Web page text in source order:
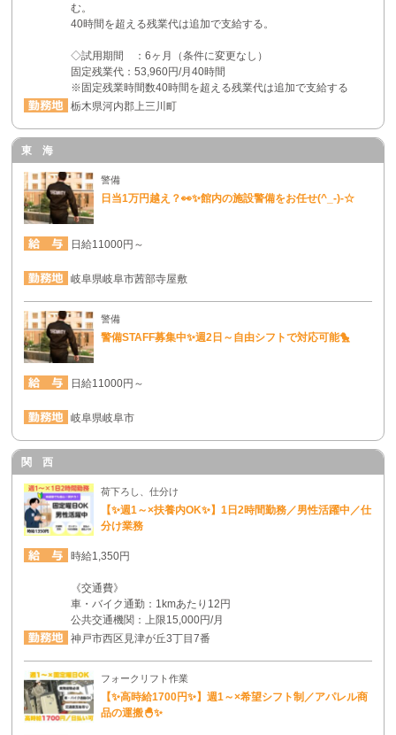
む。
40時間を超える残業代は追加で支給する。
◇試用期間 ：6ヶ月（条件に変更なし）
固定残業代：53,960円/月40時間
※固定残業時間数40時間を超える残業代は追加で支給する
栃木県河内郡上三川町
東 海
警備
日当1万円越え？👀✨館内の施設警備をお任せ(^_-)-☆
日給11000円～
岐阜県岐阜市茜部寺屋敷
警備
警備STAFF募集中✨週2日～自由シフトで対応可能🐤
日給11000円～
岐阜県岐阜市
関 西
荷下ろし、仕分け
【✨週1～×扶養内OK✨】1日2時間勤務／男性活躍中／仕
分け業務
時給1,350円
《交通費》
車・バイク通勤：1kmあたり12円
公共交通機関：上限15,000円/月
神戸市西区見津が丘3丁目7番
フォークリフト作業
【✨高時給1700円✨】週1～×希望シフト制／アパレル商
品の運搬🐣✨